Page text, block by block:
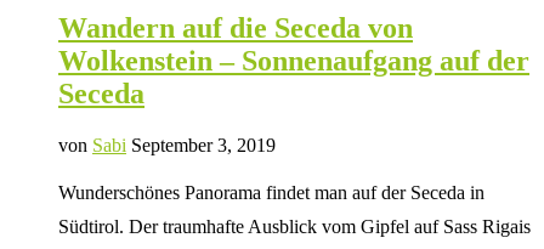
Wandern auf die Seceda von
Wolkenstein – Sonnenaufgang auf der
Seceda
von Sabi September 3, 2019
Wunderschönes Panorama findet man auf der Seceda in
Südtirol. Der traumhafte Ausblick vom Gipfel auf Sass Rigais